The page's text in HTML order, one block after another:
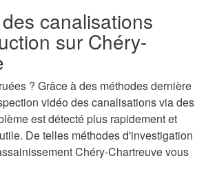
canalisations
sur Chéry-
? Grâce à des méthodes dernière
vidéo des canalisations via des
est détecté plus rapidement et
De telles méthodes d'investigation
Chéry-Chartreuve vous